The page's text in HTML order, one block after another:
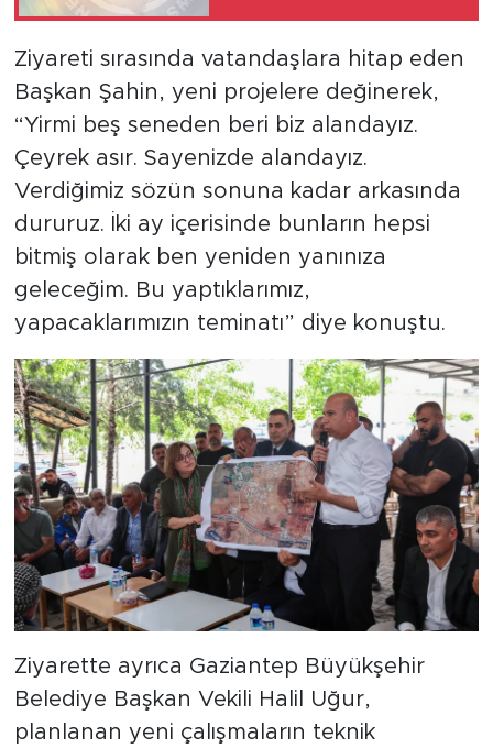
Ziyareti sırasında vatandaşlara hitap eden
Başkan Şahin, yeni projelere değinerek,
“Yirmi beş seneden beri biz alandayız.
Çeyrek asır. Sayenizde alandayız.
Verdiğimiz sözün sonuna kadar arkasında
dururuz. İki ay içerisinde bunların hepsi
bitmiş olarak ben yeniden yanınıza
geleceğim. Bu yaptıklarımız,
yapacaklarımızın teminatı” diye konuştu.
Ziyarette ayrıca Gaziantep Büyükşehir
Belediye Başkan Vekili Halil Uğur,
planlanan yeni çalışmaların teknik